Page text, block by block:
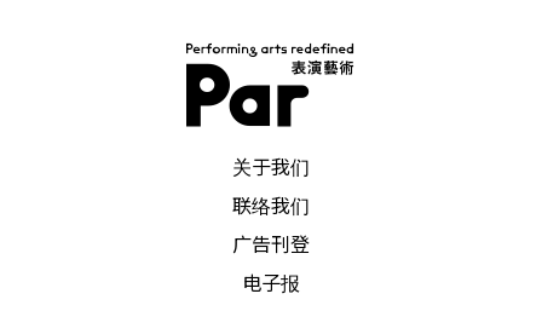
关于我们
联络我们
广告刊登
电子报